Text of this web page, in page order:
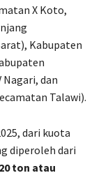
X Koto,
Kabupaten
dan
Talawi).
dari kuota
diperoleh dari
ton atau